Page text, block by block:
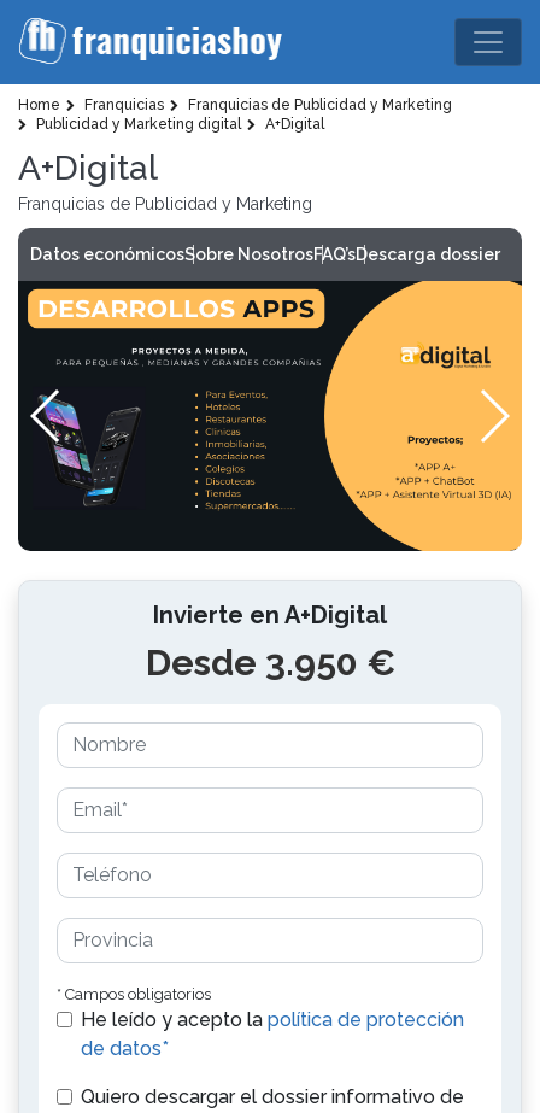
Home Franquicias
Franquicias de Publicidad y Marketing
Publicidad y Marketing digital
A+Digital
A+Digital
Franquicias de Publicidad y Marketing
Datos económicosSobre NosotrosFAQ’sDescarga dossier
Invierte en A+Digital
Desde 3.950 €
* Campos obligatorios
He leído y acepto la política de protección
de datos*
Quiero descargar el dossier informativo de